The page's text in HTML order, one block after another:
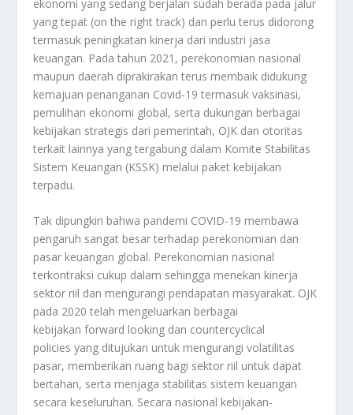
ekonomi yang sedang berjalan sudah berada pada jalur
yang tepat (on the right track) dan perlu terus didorong
termasuk peningkatan kinerja dari industri jasa
keuangan. Pada tahun 2021, perekonomian nasional
maupun daerah diprakirakan terus membaik didukung
kemajuan penanganan Covid-19 termasuk vaksinasi,
pemulihan ekonomi global, serta dukungan berbagai
kebijakan strategis dari pemerintah, OJK dan otoritas
terkait lainnya yang tergabung dalam Komite Stabilitas
Sistem Keuangan (KSSK) melalui paket kebijakan
terpadu.
Tak dipungkiri bahwa pandemi COVID-19 membawa
pengaruh sangat besar terhadap perekonomian dan
pasar keuangan global. Perekonomian nasional
terkontraksi cukup dalam sehingga menekan kinerja
sektor riil dan mengurangi pendapatan masyarakat. OJK
pada 2020 telah mengeluarkan berbagai
kebijakan forward looking dan countercyclical
policies yang ditujukan untuk mengurangi volatilitas
pasar, memberikan ruang bagi sektor riil untuk dapat
bertahan, serta menjaga stabilitas sistem keuangan
secara keseluruhan. Secara nasional kebijakan-